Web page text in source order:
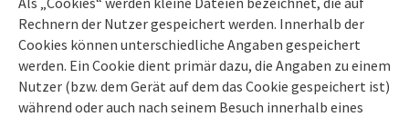
Rechnern der Nutzer gespeichert werden. Innerhalb der
Cookies können unterschiedliche Angaben gespeichert
werden. Ein Cookie dient primär dazu, die Angaben zu einem
Nutzer (bzw. dem Gerät auf dem das Cookie gespeichert ist)
während oder auch nach seinem Besuch innerhalb eines